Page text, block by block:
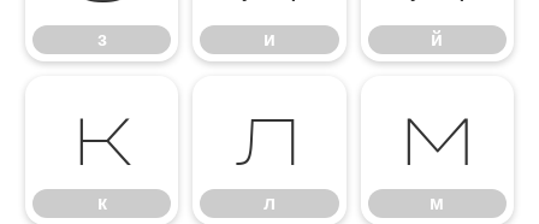
з и й
к
к
л
л
м
м